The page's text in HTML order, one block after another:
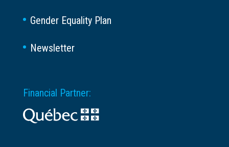
Gender Equality Plan
Newsletter
Financial Partner: